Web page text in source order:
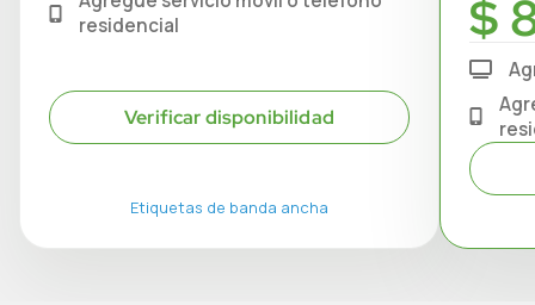
residencial
Verificar disponibilidad
Etiquetas de banda ancha
$